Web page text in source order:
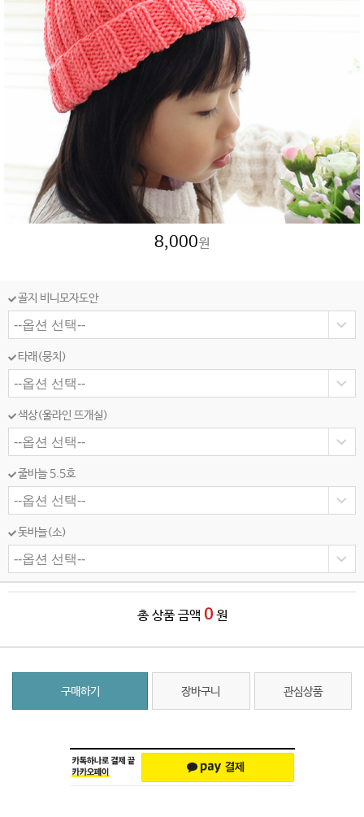
8,000원
골지 비니모자도안
타래(뭉치)
색상(울라인 뜨개실)
줄바늘 5.5호
돗바늘(소)
총 상품 금액 0 원
구매하기 장바구니 관심상품